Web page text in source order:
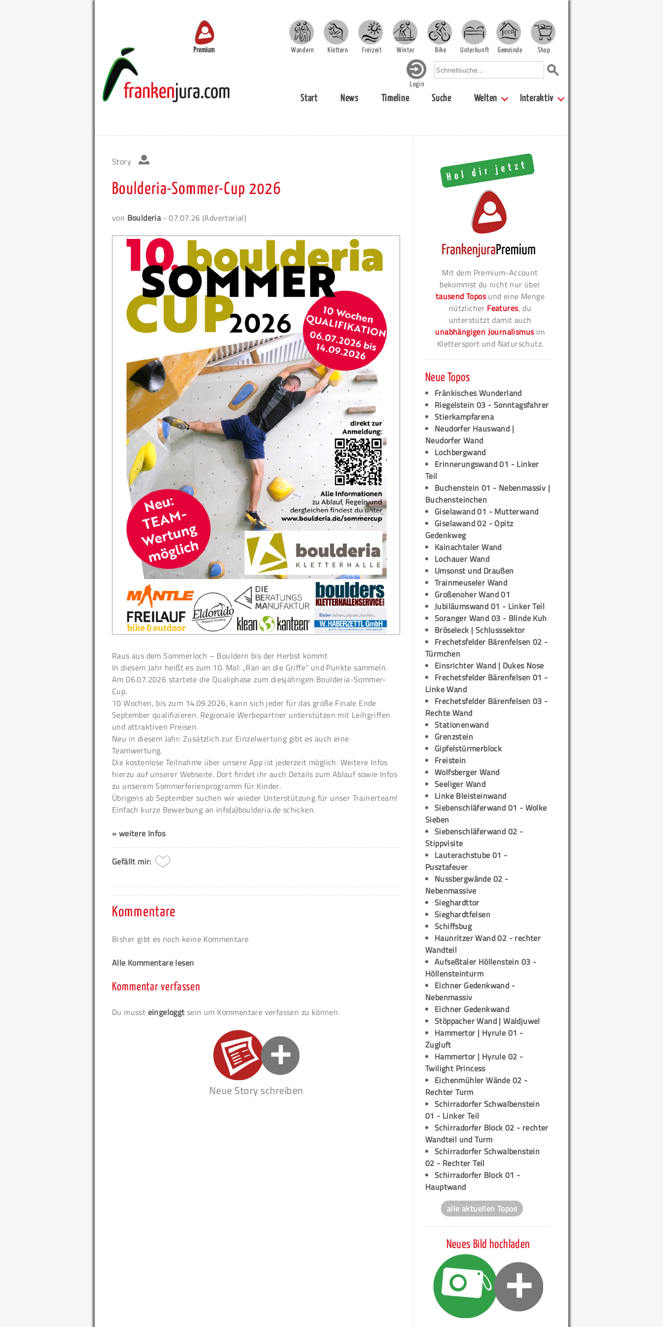
Premium Wandern Klettern Freizeit Winter Bike Unterkunft Gemeinde Shop
Login
Start News Timeline Suche Welten Interaktiv
Story
Boulderia-Sommer-Cup 2026
von Boulderia- 07.07.26 (Advertorial)
Raus aus dem Sommerloch – Bouldern bis der Herbst kommt
In diesem Jahr heißt es zum 10. Mal: „Ran an die Griffe“ und Punkte sammeln.
Am 06.07.2026 startete die Qualiphase zum diesjährigen Boulderia-Sommer-
Cup.
10 Wochen, bis zum 14.09.2026, kann sich jeder für das große Finale Ende
September qualifizieren. Regionale Werbepartner unterstützen mit Leihgriffen
und attraktiven Preisen.
Neu in diesem Jahr: Zusätzlich zur Einzelwertung gibt es auch eine
Teamwertung.
Die kostenlose Teilnahme über unsere App ist jederzeit möglich. Weitere Infos
hierzu auf unserer Webseite. Dort findet ihr auch Details zum Ablauf sowie Infos
zu unserem Sommerferienprogramm für Kinder.
Übrigens ab September suchen wir wieder Unterstützung für unser Trainerteam!
Einfach kurze Bewerbung an info(a)boulderia.de schicken.
» weitere Infos
Gefällt mir:
Kommentare
Bisher gibt es noch keine Kommentare
Alle Kommentare lesen
Kommentar verfassen
Du musst eingeloggt sein um Kommentare verfassen zu können.
Neue Story schreiben
Mit dem Premium-Account
bekommst du nicht nur über
tausend Toposund eine Menge
nützlicher Features, du
unterstützt damit auch
unabhängigen Journalismusim
Klettersport und Naturschutz.
Neue Topos
Fränkisches Wunderland
Riegelstein 03 - Sonntagsfahrer
Stierkampfarena
Neudorfer Hauswand |
Neudorfer Wand
Lochbergwand
Erinnerungswand 01 - Linker
Teil
Buchenstein 01 - Nebenmassiv |
Buchensteinchen
Giselawand 01 - Mutterwand
Giselawand 02 - Opitz
Gedenkweg
Kainachtaler Wand
Lochauer Wand
Umsonst und Draußen
Trainmeuseler Wand
Großenoher Wand 01
Jubiläumswand 01 - Linker Teil
Soranger Wand 03 - Blinde Kuh
Bröseleck | Schlusssektor
Frechetsfelder Bärenfelsen 02 -
Türmchen
Einsrichter Wand | Dukes Nose
Frechetsfelder Bärenfelsen 01 -
Linke Wand
Frechetsfelder Bärenfelsen 03 -
Rechte Wand
Stationenwand
Grenzstein
Gipfelstürmerblock
Freistein
Wolfsberger Wand
Seeliger Wand
Linke Bleisteinwand
Siebenschläferwand 01 - Wolke
Sieben
Siebenschläferwand 02 -
Stippvisite
Lauterachstube 01 -
Pusztafeuer
Nussbergwände 02 -
Nebenmassive
Sieghardttor
Sieghardtfelsen
Schiffsbug
Haunritzer Wand 02 - rechter
Wandteil
Aufseßtaler Höllenstein 03 -
Höllensteinturm
Eichner Gedenkwand -
Nebenmassiv
Eichner Gedenkwand
Stöppacher Wand | Waldjuwel
Hammertor | Hyrule 01 -
Zugluft
Hammertor | Hyrule 02 -
Twilight Princess
Eichenmühler Wände 02 -
Rechter Turm
Schirradorfer Schwalbenstein
01 - Linker Teil
Schirradorfer Block 02 - rechter
Wandteil und Turm
Schirradorfer Schwalbenstein
02 - Rechter Teil
Schirradorfer Block 01 -
Hauptwand
alle aktuellen Topos
Neues Bild hochladen